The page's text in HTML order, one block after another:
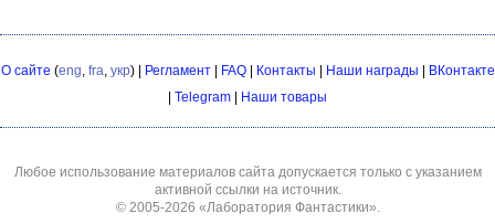
О сайте (eng fra укр) | Регламент| FAQ| Контакты | Наши награды | ВКонтакте
| Telegram | Наши товары
Любое использование материалов сайта допускается только с указанием
активной ссылки на источник.
© 2005-2026 «Лаборатория Фантастики»